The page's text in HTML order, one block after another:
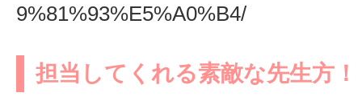
9%81%93%E5%A0%B4/
担当してくれる素敵な先生方！